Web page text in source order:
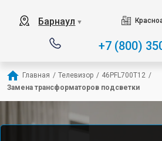
Барнаул ▼
+7 (800)
Главная / Телевизор / 46PFL700T12 /
Замена трансформаторов подсветки